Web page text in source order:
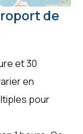
de
et 30
en
pour